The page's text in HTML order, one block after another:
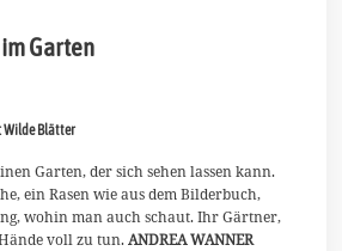
Garten
Wilde Blätter
Garten, der sich sehen lassen kann.
ein Rasen wie aus dem Bilderbuch,
wohin man auch schaut. Ihr Gärtner,
voll zu tun. ANDREA WANNER